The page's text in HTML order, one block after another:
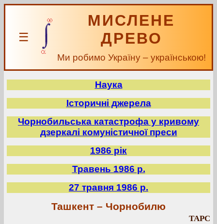
☰
МИСЛЕНЕ
ДРЕВО
Ми робимо Україну – українською!
Наука
Історичні джерела
Чорнобильська катастрофа у кривому
дзеркалі комуністичної преси
1986 рік
Травень 1986 р.
27 травня 1986 р.
Ташкент – Чорнобилю
ТАРС